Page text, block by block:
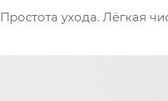
Простота ухода. Лёгкая